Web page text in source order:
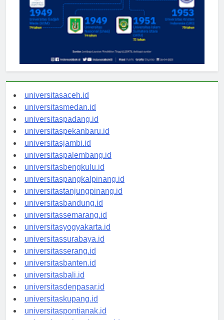
universitasaceh.id
universitasmedan.id
universitaspadang.id
universitaspekanbaru.id
universitasjambi.id
universitaspalembang.id
universitasbengkulu.id
universitaspangkalpinang.id
universitastanjungpinang.id
universitasbandung.id
universitassemarang.id
universitasyogyakarta.id
universitassurabaya.id
universitasserang.id
universitasbanten.id
universitasbali.id
universitasdenpasar.id
universitaskupang.id